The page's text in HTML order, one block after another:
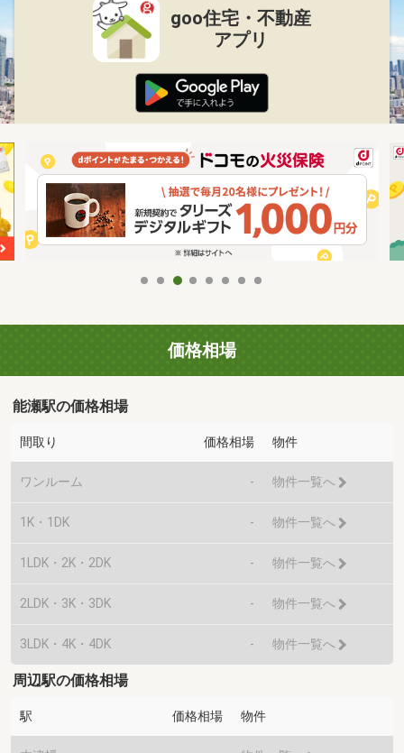
goo住宅・不動産
アプリ
価格相場
能瀬駅の価格相場
間取り 価格相場 物件
ワンルーム - 物件一覧へ
1K・1DK - 物件一覧へ
1LDK・2K・2DK - 物件一覧へ
2LDK・3K・3DK - 物件一覧へ
3LDK・4K・4DK - 物件一覧へ
周辺駅の価格相場
駅 価格相場 物件